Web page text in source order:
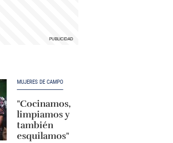
MUJERES DE CAMPO
"Cocinamos,
limpiamos y
también
esquilamos"